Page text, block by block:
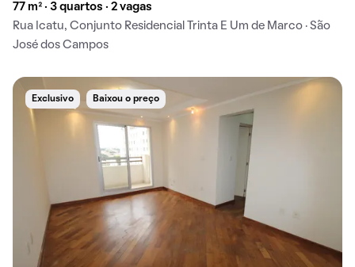
77 m² · 3 quartos · 2 vagas
Rua Icatu, Conjunto Residencial Trinta E Um de Marco · São
José dos Campos
Exclusivo Baixou o preço